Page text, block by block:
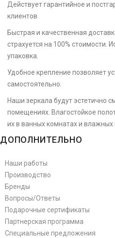
Действует гарантийное и
клиентов
Быстрая и качественная
страхуется на 100% стоимости.
упаковка.
Удобное крепление позволяет
самостоятельно.
Наши зеркала будут эстетично
помещениях. Влагостойкое
их в ванных комнатах и
ДОПОЛНИТЕЛЬНО
Наши работы
Производство
Бренды
Вопросы/Ответы
Подарочные сертификаты
Партнерская программа
Специальные предложения